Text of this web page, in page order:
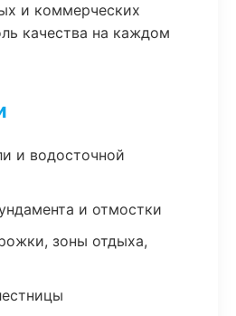
и коммерческих
качества на каждом
и водосточной
и отмостки
зоны отдыха,